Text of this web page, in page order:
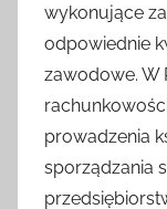
wykonujące
odpowiednie
zawodowe. W
prowadzenia
sporządzania